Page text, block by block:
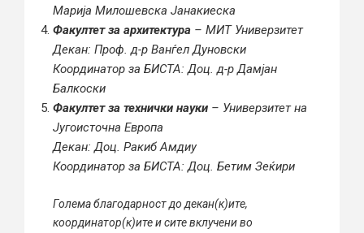
Марија Милошевска Јанакиеска
Факултет за архитектура – МИТ Универзитет
Декан: Проф. д-р Ванѓел Дуновски
Координатор за БИСТА: Доц. д-р Дамјан
Балкоски
Факултет за технички науки – Универзитет на
Југоисточна Европа
Декан: Доц. Ракиб Амдиу
Координатор за БИСТА: Доц. Бетим Зеќири
Голема благодарност до декан(к)ите,
координатор(к)ите и сите вклучени во